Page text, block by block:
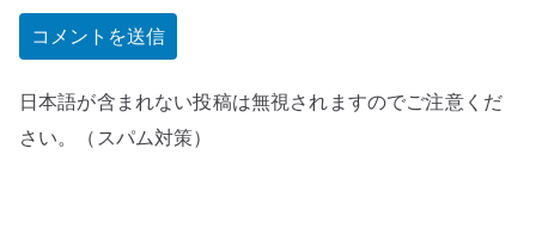
日本語が含まれない投稿は無視されますのでご注意くだ
さい。（スパム対策）